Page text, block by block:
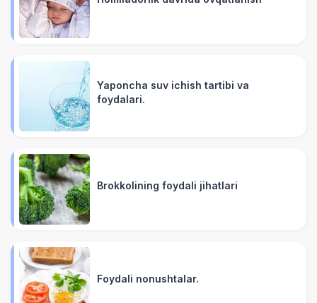
Yaponcha suv ichish tartibi va
foydalari.
Brokkolining foydali jihatlari
Foydali nonushtalar.